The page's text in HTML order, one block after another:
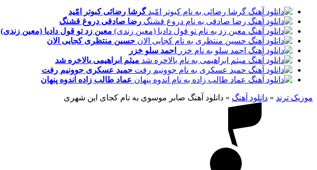
گرشا رضائیکبوتر امّید
رضا صادقی دروغ قشنگ
معین زدتو قول دادیا (معین زندی)
حسین منتظریکجایی الان
احمد سلو خزر
میثم ابراهیمی بالاخره شد
حمید عسکری جوونیم رفت
عماد طالب زاده اندوه پنهان
موزیک ترند » دانلود آهنگ » دانلود آهنگ صابر موسوی به نام کجای این شهری